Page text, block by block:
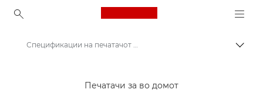
Canon Logo, back to
Печатачи од Canon
Спецификации на печатачот Canon PIXMA TS7750i
Печатачи за во домот